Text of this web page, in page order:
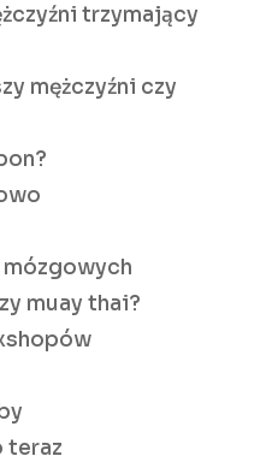
trzymający
mężczyźni czy
muay thai?
teraz